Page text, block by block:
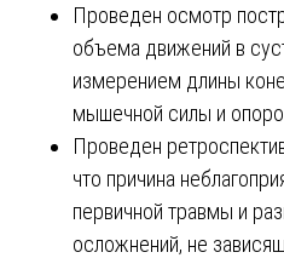
Проведен осмотр
объема движений в
измерением длины
мышечной силы и
Проведен
что причина
первичной травмы и
осложнений, не